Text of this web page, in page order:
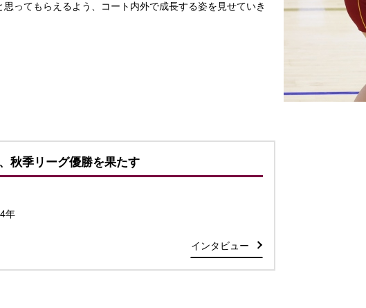
ってもらえるよう、コート内外で成長する姿を見せていき
秋季リーグ優勝を果たす
年
インタビュー